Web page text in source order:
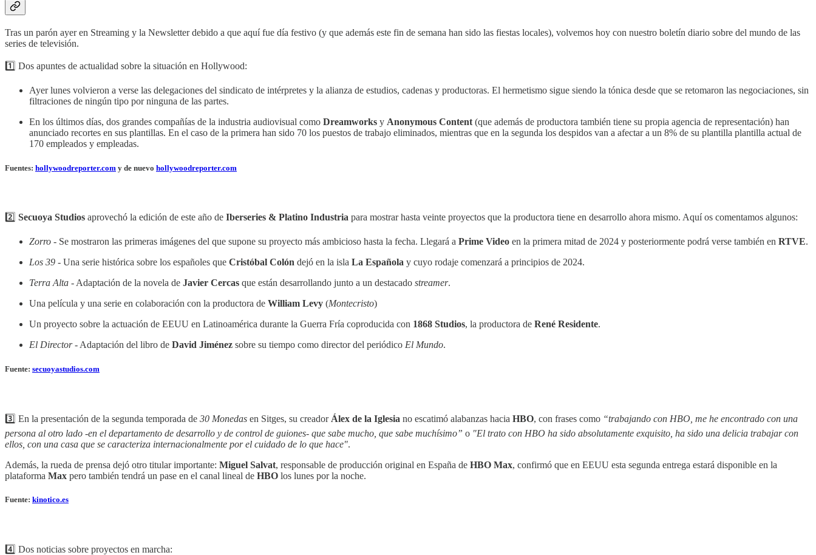
Tras un parón ayer en Streaming y la Newsletter debido a que aquí fue día festivo (y que además este fin de semana han sido las fiestas locales), volvemos hoy con nuestro boletín diario sobre del mundo de las
series de televisión.
1️⃣ Dos apuntes de actualidad sobre la situación en Hollywood:
Ayer lunes volvieron a verse las delegaciones del sindicato de intérpretes y la alianza de estudios, cadenas y productoras. El hermetismo sigue siendo la tónica desde que se retomaron las negociaciones, sin
filtraciones de ningún tipo por ninguna de las partes.
En los últimos días, dos grandes compañías de la industria audiovisual como Dreamworks y Anonymous Content (que además de productora también tiene su propia agencia de representación) han
anunciado recortes en sus plantillas. En el caso de la primera han sido 70 los puestos de trabajo eliminados, mientras que en la segunda los despidos van a afectar a un 8% de su plantilla plantilla actual de
170 empleados y empleadas.
Fuentes: hollywoodreporter.com y de nuevo hollywoodreporter.com
2️⃣ Secuoya Studios aprovechó la edición de este año de Iberseries & Platino Industria para mostrar hasta veinte proyectos que la productora tiene en desarrollo ahora mismo. Aquí os comentamos algunos:
Zorro - Se mostraron las primeras imágenes del que supone su proyecto más ambicioso hasta la fecha. Llegará a Prime Video en la primera mitad de 2024 y posteriormente podrá verse también en RTVE.
Los 39 - Una serie histórica sobre los españoles que Cristóbal Colón dejó en la isla La Española y cuyo rodaje comenzará a principios de 2024.
Terra Alta - Adaptación de la novela de Javier Cercas que están desarrollando junto a un destacado streamer.
Una película y una serie en colaboración con la productora de William Levy (Montecristo)
Un proyecto sobre la actuación de EEUU en Latinoamérica durante la Guerra Fría coproducida con 1868 Studios, la productora de René Residente.
El Director- Adaptación del libro de David Jiménez sobre su tiempo como director del periódico El Mundo.
Fuente: secuoyastudios.com
3️⃣ En la presentación de la segunda temporada de 30 Monedas en Sitges, su creador Álex de la Iglesia no escatimó alabanzas hacia HBO, con frases como “trabajando con HBO, me he encontrado con una
persona al otro lado -en el departamento de desarrollo y de control de guiones- que sabe mucho, que sabe muchísimo” o "El trato con HBO ha sido absolutamente exquisito, ha sido una delicia trabajar con
ellos, con una casa que se caracteriza internacionalmente por el cuidado de lo que hace".
Además, la rueda de prensa dejó otro titular importante: Miguel Salvat, responsable de producción original en España de HBO Max, confirmó que en EEUU esta segunda entrega estará disponible en la
plataforma Max pero también tendrá un pase en el canal lineal de HBO los lunes por la noche.
Fuente: kinotico.es
4️⃣ Dos noticias sobre proyectos en marcha: